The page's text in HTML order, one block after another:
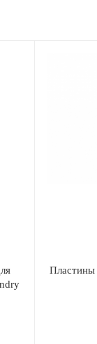
Пластины